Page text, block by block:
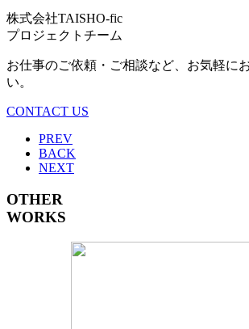
株式会社TAISHO-fic
プロジェクトチーム
お仕事のご依頼・ご相談など、お気軽に
い。
CONTACT US
PREV
BACK
NEXT
OTHER
WORKS